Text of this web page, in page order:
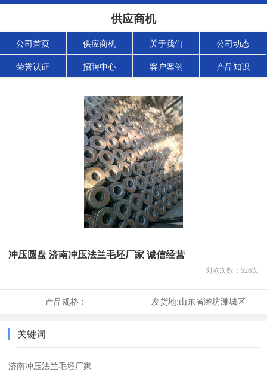
供应商机
公司首页 供应商机 关于我们 公司动态
荣誉认证 招聘中心 客户案例 产品知识
冲压圆盘 济南冲压法兰毛坯厂家 诚信经营
浏览次数： 526次
产品规格： 发货地:山东省潍坊潍城区
关键词
济南冲压法兰毛坯厂家